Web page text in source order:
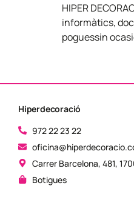
HIPER
informàtics,
poguessin
Hiperdecoració
972 22 23 22
Carrer Barcelona, 481,
Botigues